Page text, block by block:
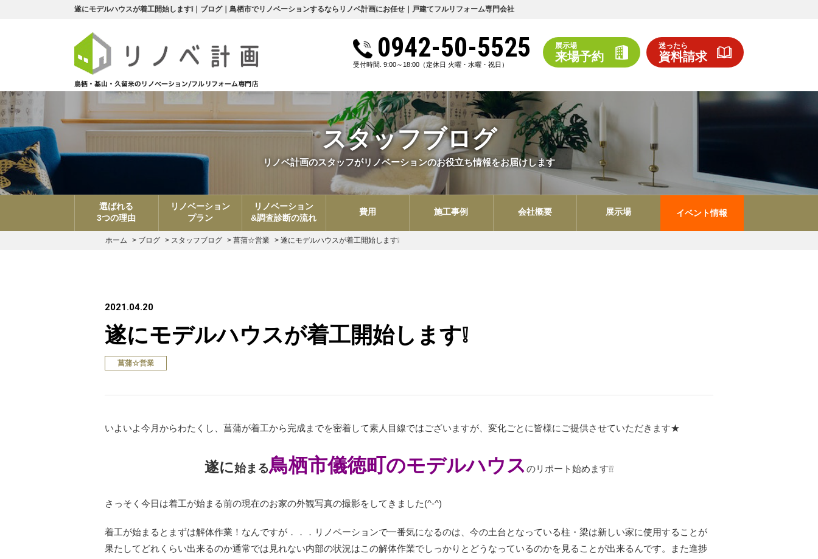
遂にモデルハウスが着工開始します❕｜ブログ｜鳥栖市でリノベーションするならリノベ計画にお任せ｜戸建てフルリフォーム専門会社
0942-50-5525
受付時間. 9:00～18:00 （定休日 火曜・水曜・祝日）
展示場
来場予約
迷ったら
資料請求
スタッフブログ
リノベ計画のスタッフがリノベーションのお役立ち情報をお届けします
選ばれる
3つの理由
リノベーション
プラン
リノベーション
&調査診断の流れ
費用 施工事例 会社概要 展示場 イベント情報
ホーム > ブログ > スタッフブログ > 菖蒲☆営業 > 遂にモデルハウスが着工開始します❕
2021.04.20
遂にモデルハウスが着工開始します❕
菖蒲☆営業
いよいよ今月からわたくし、菖蒲が着工から完成までを密着して素人目線ではございますが、変化ごとに皆様にご提供させていただきます★
遂に始まる鳥栖市儀徳町のモデルハウスのリポート始めます❕❕
さっそく今日は着工が始まる前の現在のお家の外観写真の撮影をしてきました(^-^)
着工が始まるとまずは解体作業！なんですが．．．リノベーションで一番気になるのは、今の土台となっている柱・梁は新しい家に使用することが
果たしてどれくらい出来るのか通常では見れない内部の状況はこの解体作業でしっかりとどうなっているのかを見ることが出来るんです。また進捗